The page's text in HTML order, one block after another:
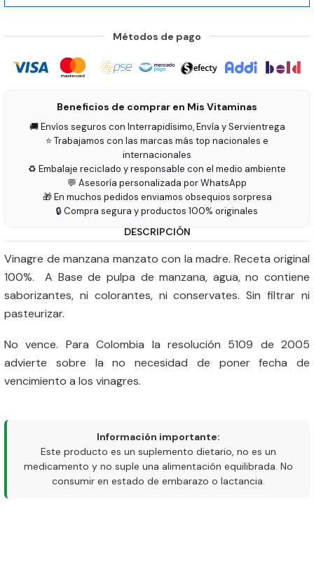
Métodos de pago
Beneficios de comprar en Mis Vitaminas
🚚 Envíos seguros con Interrapidísimo, Envía y Servientrega
⭐ Trabajamos con las marcas más top nacionales e
internacionales
♻️ Embalaje reciclado y responsable con el medio ambiente
💬 Asesoría personalizada por WhatsApp
🎁 En muchos pedidos enviamos obsequios sorpresa
🔒 Compra segura y productos 100% originales
DESCRIPCIÓN
Vinagre de manzana manzato con la madre. Receta original
100%. A Base de pulpa de manzana, agua, no contiene
saborizantes, ni colorantes, ni conservates. Sin filtrar ni
pasteurizar.
No vence. Para Colombia la resolución 5109 de 2005
advierte sobre la no necesidad de poner fecha de
vencimiento a los vinagres.
Información importante:
Este producto es un suplemento dietario, no es un
medicamento y no suple una alimentación equilibrada. No
consumir en estado de embarazo o lactancia.